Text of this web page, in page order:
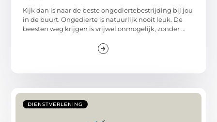
Kijk dan is naar de beste ongediertebestrijding bij jou
in de buurt. Ongedierte is natuurlijk nooit leuk. De
beesten weg krijgen is vrijwel onmogelijk, zonder ...
DIENSTVERLENING